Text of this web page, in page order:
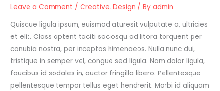
Leave a Comment /Creative,Design / Byadmin
Quisque ligula ipsum, euismod aturesit vulputate a, ultricies
et elit. Class aptent taciti sociosqu ad litora torquent per
conubia nostra, per inceptos himenaeos. Nulla nunc dui,
tristique in semper vel, congue sed ligula. Nam dolor ligula,
faucibus id sodales in, auctor fringilla libero. Pellentesque
pellentesque tempor tellus eget hendrerit. Morbi id aliquam